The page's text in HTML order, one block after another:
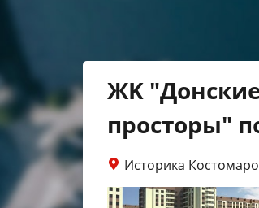
ЖK
просторы"
Историка